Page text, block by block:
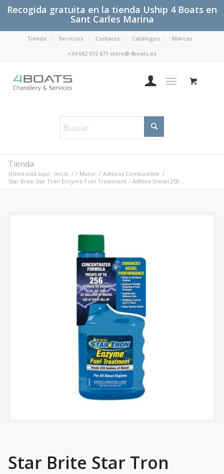
Recogida gratuita en la tienda Uship 4 Boats en
Sant Carles Marina
Tienda Servicios Contacto Catálogos
Marcas
+34 682 515 671 store@4boats.es
Tienda
Usted está aquí: Inicio / / Motor / Aditivos Combustible /
Star Brite Star Tron Enzyme Fuel Treatment – Aditivo Diesel 250...
Star Brite Star Tron